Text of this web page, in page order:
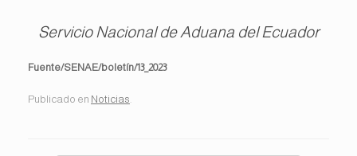
Servicio Nacional de Aduana del Ecuador
Fuente/SENAE/boletín/13_2023
Publicado en Noticias